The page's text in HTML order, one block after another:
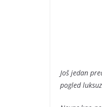
Još jedan
pogled